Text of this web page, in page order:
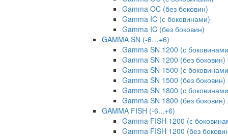
Gamma OC (без боковин)
Gamma IC (с боковинами)
Gamma IC (без боковин)
GAMMA SN (-6…+6)
Gamma SN 1200 (с
Gamma SN 1200 (без боковин)
Gamma SN 1500 (с
Gamma SN 1500 (без боковин)
Gamma SN 1800 (с
Gamma SN 1800 (без боковин)
GAMMA FISH (-6...+6)
Gamma FISH 1200 (с
Gamma FISH 1200 (без